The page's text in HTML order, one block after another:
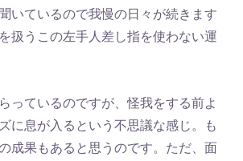
いているので我慢の日々が続きます
扱うこの左手人差し指を使わない運
っているのですが、怪我をする前よ
に息が入るという不思議な感じ。も
成果もあると思うのです。ただ、面